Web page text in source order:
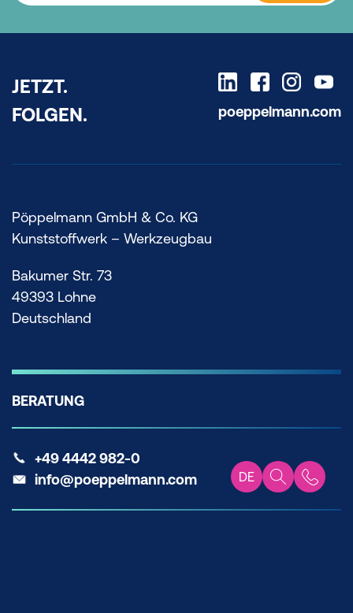
DE
JETZT.
FOLGEN.
poeppelmann.com
Pöppelmann GmbH & Co. KG
Kunststoffwerk – Werkzeugbau
Bakumer Str. 73
49393 Lohne
Deutschland
BERATUNG
+49 4442 982-0
info@poeppelmann.com